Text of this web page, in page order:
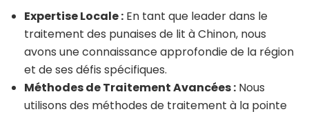
Expertise Locale : En tant que leader dans le
traitement des punaises de lit à Chinon, nous
avons une connaissance approfondie de la région
et de ses défis spécifiques.
Méthodes de Traitement Avancées : Nous
utilisons des méthodes de traitement à la pointe